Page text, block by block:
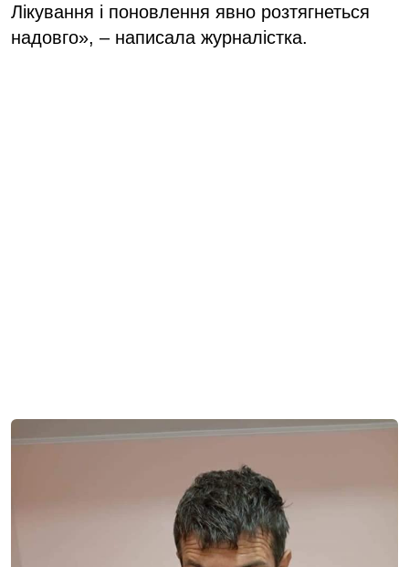
Лікування і поновлення явно розтягнеться
надовго», – написала журналістка.